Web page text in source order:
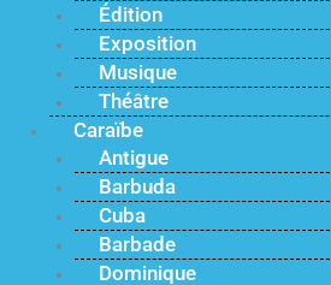
Édition
Exposition
Musique
Théâtre
Caraïbe
Antigue
Barbuda
Cuba
Barbade
Dominique